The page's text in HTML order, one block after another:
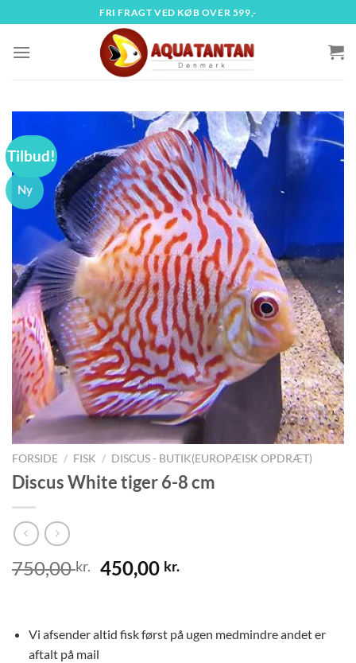
til
indhold
FRI FRAGT VED KØB OVER 599,-
Tilbud!
Ny
FORSIDE / FISK / DISCUS - BUTIK(EUROPÆISK OPDRÆT)
Discus White tiger 6-8 cm
750,00kr. Den
oprindelige
var:
750,00 kr..
450,00 kr.Den
er:
450,00 kr..
Vi afsender altid fisk først på ugen medmindre andet er
aftalt på mail